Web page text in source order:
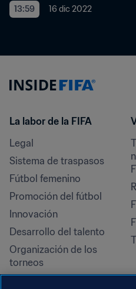
13:59 16 dic 2022
La labor de la FIFA
Legal
Sistema de traspasos
Fútbol femenino
Promoción del fútbol
Innovación
Desarrollo del talento
Organización de los
torneos